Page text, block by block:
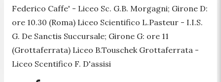
Federico Caffe' - Liceo Sc. G.B. Morgagni; Girone D:
ore 10.30 (Roma) Liceo Scientifico L.Pasteur - I.I.S.
G. De Sanctis Succursale; Girone G: ore 11
(Grottaferrata) Liceo B.Touschek Grottaferrata -
Liceo Scentifico F. D'assisi